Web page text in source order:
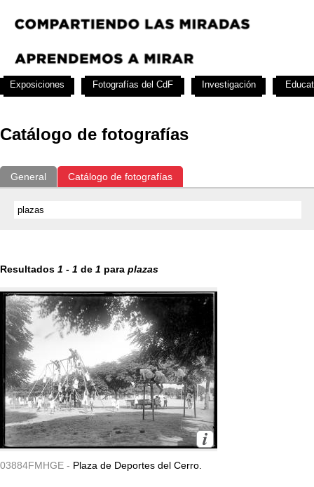
Catálogo de fotografías
General Catálogo de fotografías
Resultados 1 - 1 de 1 para plazas
03884FMHGE - Plaza de Deportes del Cerro.
Exposiciones Fotografías del CdF Investigación